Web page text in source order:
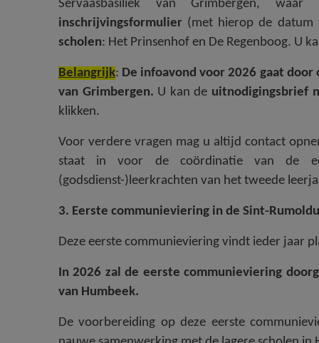
Servaasbasiliek van Grimbergen,
inschrijvingsformulier (met hierop de
scholen: Het Prinsenhof en De Regenboog. U
Belangrijk: De infoavond voor 2026 gaat door
van Grimbergen. U kan de uitnodigingsbrief
klikken.
Voor verdere vragen mag u altijd contact
staat in voor de coördinatie van de
(godsdienst-)leerkrachten van het tweede
3. Eerste communieviering in de Sint-
Deze eerste communieviering vindt ieder jaar
In 2026 zal de eerste communieviering
van Humbeek.
De voorbereiding op deze eerste